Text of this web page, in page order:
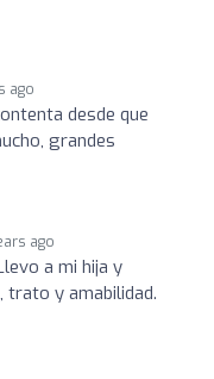
ago
desde que
grandes
ago
a mi hija y
trato y amabilidad.